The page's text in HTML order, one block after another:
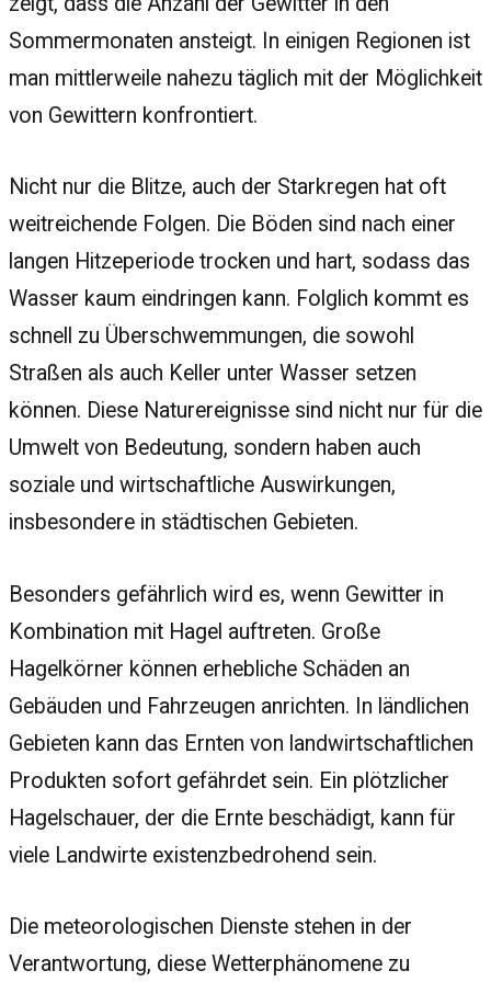
Sommermonaten ansteigt. In einigen Regionen ist
man mittlerweile nahezu täglich mit der Möglichkeit
von Gewittern konfrontiert.
Nicht nur die Blitze, auch der Starkregen hat oft
weitreichende Folgen. Die Böden sind nach einer
langen Hitzeperiode trocken und hart, sodass das
Wasser kaum eindringen kann. Folglich kommt es
schnell zu Überschwemmungen, die sowohl
Straßen als auch Keller unter Wasser setzen
können. Diese Naturereignisse sind nicht nur für die
Umwelt von Bedeutung, sondern haben auch
soziale und wirtschaftliche Auswirkungen,
insbesondere in städtischen Gebieten.
Besonders gefährlich wird es, wenn Gewitter in
Kombination mit Hagel auftreten. Große
Hagelkörner können erhebliche Schäden an
Gebäuden und Fahrzeugen anrichten. In ländlichen
Gebieten kann das Ernten von landwirtschaftlichen
Produkten sofort gefährdet sein. Ein plötzlicher
Hagelschauer, der die Ernte beschädigt, kann für
viele Landwirte existenzbedrohend sein.
Die meteorologischen Dienste stehen in der
Verantwortung, diese Wetterphänomene zu